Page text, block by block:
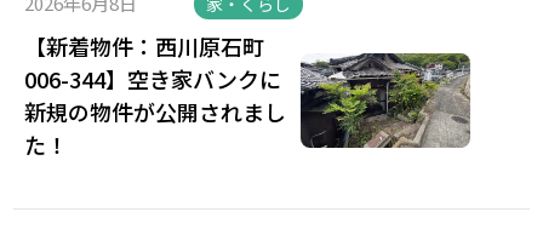
【新着物件：西川原石町
006-344】空き家バンクに
新規の物件が公開されまし
た！